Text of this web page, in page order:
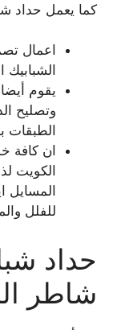
كما يعمل حداد
اعمال
الشبابيك
يقوم
وتصليح
الطبقات
ان كافة
الكويت
المسايل
للفلل
حداد
شاطر